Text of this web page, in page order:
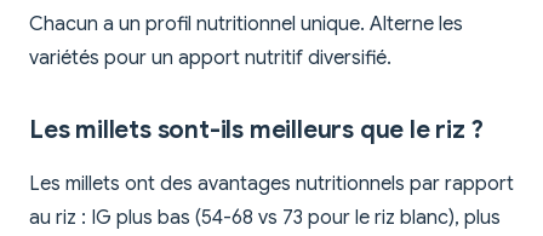
Chacun a un profil nutritionnel unique. Alterne les
variétés pour un apport nutritif diversifié.
Les millets sont-ils meilleurs que le riz ?
Les millets ont des avantages nutritionnels par rapport
au riz : IG plus bas (54-68 vs 73 pour le riz blanc), plus